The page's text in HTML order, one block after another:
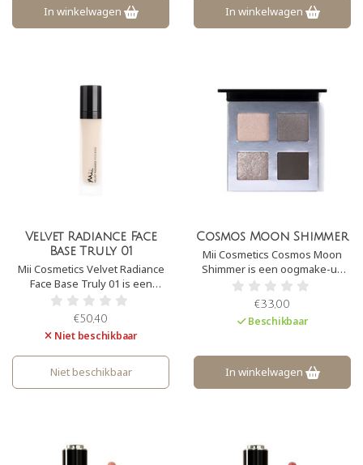
In winkelwagen
zonder vette glans.
In winkelwagen
Velvet Radiance Face
Base Truly 01
Mii Cosmetics Velvet Radiance
Face Base Truly 01 is een
lichtgewicht foundation op
minerale basis die fijne lijntjes
verzacht en imperfecties
camoufleert. Het geeft een
natuurlijke glow aan de huid,
zonder vette glans.
€50,40
Niet beschikbaar
Niet beschikbaar
Cosmos Moon Shimmer
Mii Cosmetics Cosmos Moon
Shimmer is een oogmake-up
palet dat zeer gepigmenteerde
en prachtig kleuren bevat.
Perfect om een stralende
oogopslag te creëren.
€33,00
Beschikbaar
In winkelwagen